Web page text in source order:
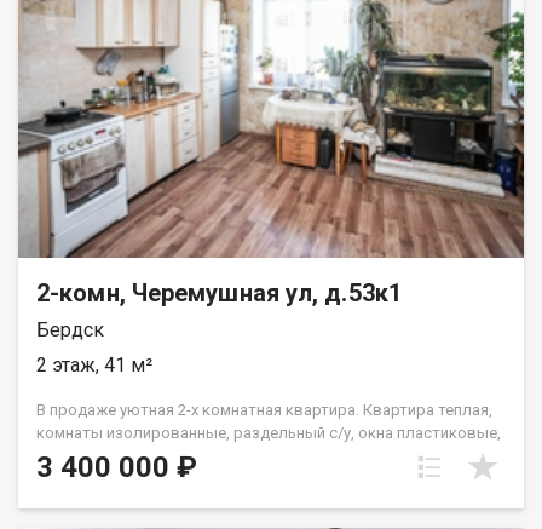
детские сады, школы, лицей, магазины, остановка
общественного транспорта, есть всё необходимое для
комфортного проживания. В 5-10 минутах ходьбы
центральный парк, парк Победы. Один взрослый
собственник, встречный вариант подбирать не нужно. Что мы
Вам предлагаем? 1. Быстрый выход на сделку. 2. Подходит
под любые виды расчета. 3. Гарантия безопасности сделки. 4.
Юридическое сопровождение. Приглашаем на просмотр! Код
пользователя: 137860 Номер в базе: 12518265
2-комн, Черемушная ул, д.53к1
Бердск
2 этаж, 41 м²
В продаже уютная 2-х комнатная квартира. Квартира теплая,
комнаты изолированные, раздельный с/у, окна пластиковые,
дверь железная. Meбeль оcтaетcя по договоpенноcти. В
непосредственной близости остановка общественного
обременений. Чистая продажа. Помощь в получением
3 400 000 ₽